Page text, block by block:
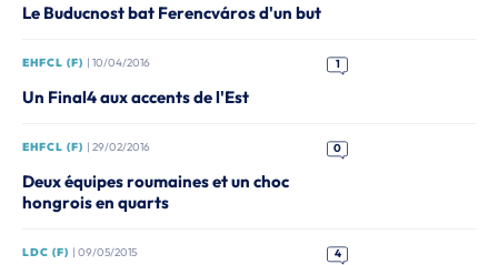
Le Buducnost bat Ferencváros d'un but
EHFCL (F) | 10/04/2016 1
Un Final4 aux accents de l'Est
EHFCL (F) | 29/02/2016 0
Deux équipes roumaines et un choc
hongrois en quarts
LDC (F) | 09/05/2015 4